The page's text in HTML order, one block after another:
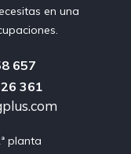
en una
657
361
planta